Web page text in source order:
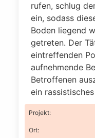
rufen, schlug
ein, sodass
Boden liegend
getreten. Der
eintreffenden
aufnehmende
Betroffenen
ein
Projekt:
Ort: